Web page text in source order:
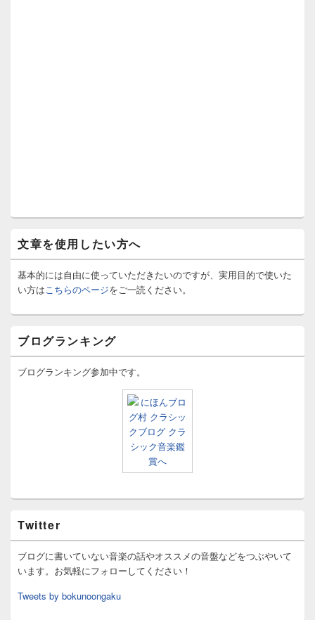
文章を使用したい方へ
基本的には自由に使っていただきたいのですが、実用目的で使いた
い方はこちらのページをご一読ください。
ブログランキング
ブログランキング参加中です。
Twitter
ブログに書いていない音楽の話やオススメの音盤などをつぶやいて
います。お気軽にフォローしてください！
Tweets by bokunoongaku